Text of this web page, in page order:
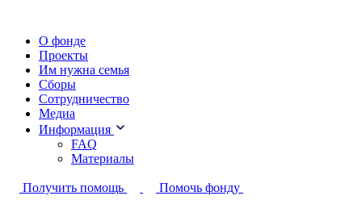
О фонде
Проекты
Им нужна семья
Сборы
Сотрудничество
Медиа
Информация
FAQ
Материалы
Получить помощь Помочь фонду